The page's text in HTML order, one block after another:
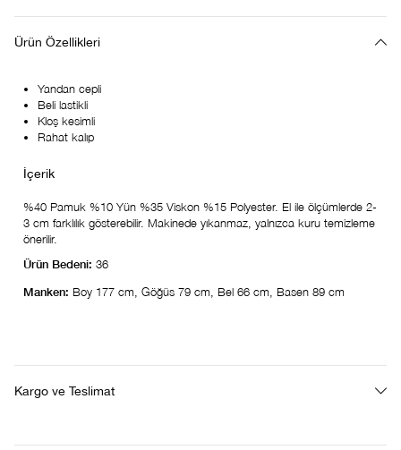
Ürün Özellikleri
Yandan cepli
Beli lastikli
Kloş kesimli
Rahat kalıp
%40 Pamuk %10 Yün %35 Viskon %15 Polyester. El ile ölçümlerde 2-
3 cm farklılık gösterebilir. Makinede yıkanmaz, yalnızca kuru temizleme
önerilir.
Ürün Bedeni: 36
Manken: Boy 177 cm, Göğüs 79 cm, Bel 66 cm, Basen 89 cm
Kargo ve Teslimat